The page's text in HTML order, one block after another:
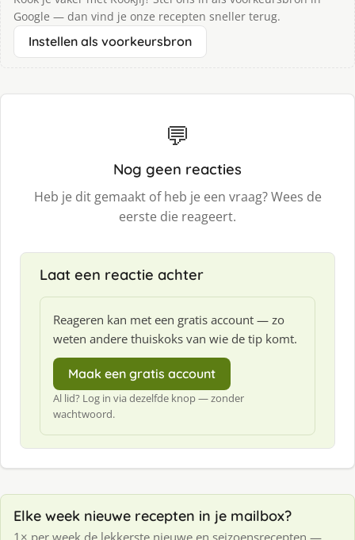
Google — dan vind je onze recepten sneller terug.
Instellen als voorkeursbron
💬
Nog geen reacties
Heb je dit gemaakt of heb je een vraag? Wees de
eerste die reageert.
Laat een reactie achter
Reageren kan met een gratis account — zo
weten andere thuiskoks van wie de tip komt.
Maak een gratis account
Al lid? Log in via dezelfde knop — zonder
wachtwoord.
Elke week nieuwe recepten in je mailbox?